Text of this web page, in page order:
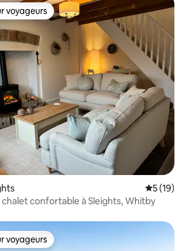
parmi les plus aimés
voyageurs
Note
5 (19)
chalet confortable à Sleights, Whitby
parmi les plus aimés
voyageurs